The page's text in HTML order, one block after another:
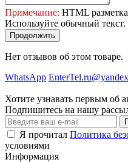
Примечание: HTML
Используйте обычный текст.
Продолжить
Нет отзывов об этом товаре.
WhatsApp
Хотите узнавать первым об
Подпишитесь на нашу
Я прочитал Политика
условиями
Информация